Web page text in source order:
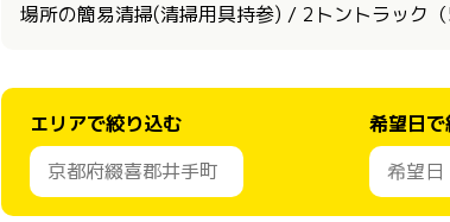
場所の簡易清掃(清掃用具持参) / 2トントラック
エリアで絞り込む
希望日